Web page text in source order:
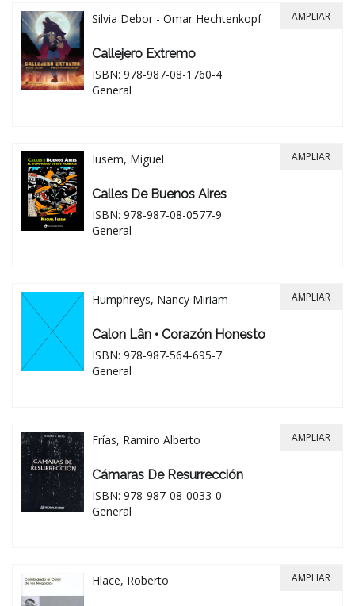
Silvia Debor - Omar Hechtenkopf
Callejero Extremo
ISBN: 978-987-08-1760-4
General
AMPLIAR
Iusem, Miguel
Calles De Buenos Aires
ISBN: 978-987-08-0577-9
General
AMPLIAR
Humphreys, Nancy Miriam
Calon Lân • Corazón Honesto
ISBN: 978-987-564-695-7
General
AMPLIAR
Frías, Ramiro Alberto
Cámaras De Resurrección
ISBN: 978-987-08-0033-0
General
AMPLIAR
Hlace, Roberto AMPLIAR